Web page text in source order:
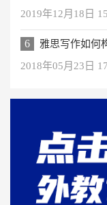
2019年12月18日
6
雅思写作如何
2018年05月23日